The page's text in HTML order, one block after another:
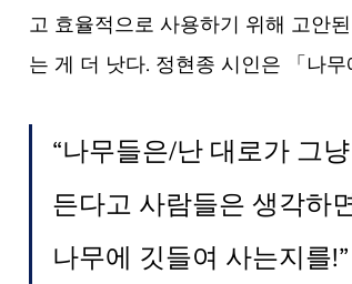
고 효율적으로 사용하기 위해 고안
는 게 더 낫다. 정현종 시인은 「 나
“나무들은/난 대로가 그
든다고 사람들은 생각하
나무에 깃들여 사는지를!”